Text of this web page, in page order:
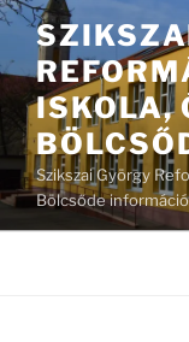
Tartalomhoz
ISKOLA,
Szikszai György
Bölcsőde